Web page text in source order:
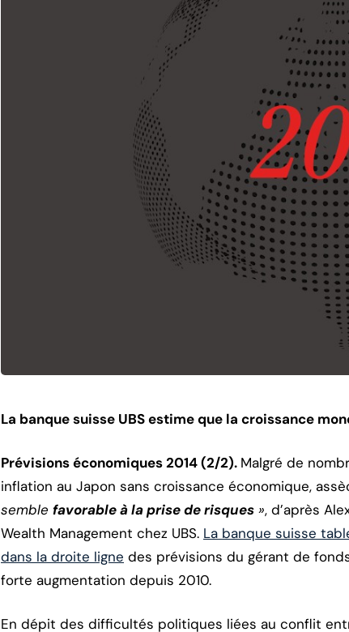
La banque suisse UBS estime que la croissance
Prévisions économiques 2014 (2/2). Malgré de
inflation au Japon sans croissance économique,
semble favorable à la prise de risques », d’après
Wealth Management chez UBS. La banque suisse
dans la droite ligne des prévisions du gérant de
forte augmentation depuis 2010.
En dépit des difficultés politiques liées au conflit